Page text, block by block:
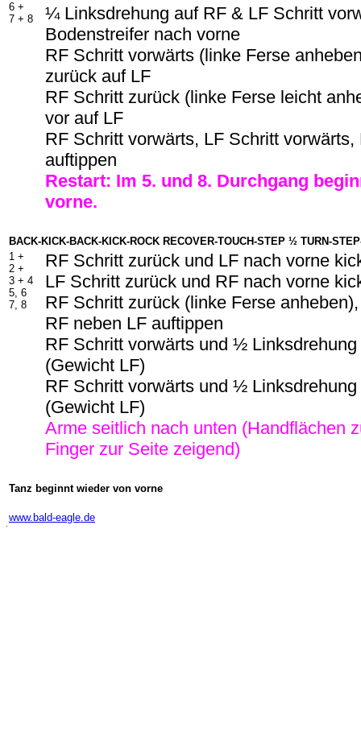
6 +
7 + 8
¼ Linksdrehung auf RF & LF Schritt
Bodenstreifer nach vorne
RF Schritt vorwärts (linke Ferse
zurück auf LF
RF Schritt zurück (linke Ferse leicht
vor auf LF
RF Schritt vorwärts, LF Schritt vorwärts,
auftippen
Restart: Im 5. und 8. Durchgang
vorne.
BACK-KICK-BACK-KICK-ROCK RECOVER-TOUCH-STEP ½ TURN-
1 +
2 +
3 + 4
5, 6
7, 8
RF Schritt zurück und LF nach vorne
LF Schritt zurück und RF nach vorne
RF Schritt zurück (linke Ferse
RF neben LF auftippen
RF Schritt vorwärts und ½
(Gewicht LF)
RF Schritt vorwärts und ½
(Gewicht LF)
Arme seitlich nach unten (Handflächen
Finger zur Seite zeigend)
Tanz beginnt wieder von vorne
www.bald-eagle.de